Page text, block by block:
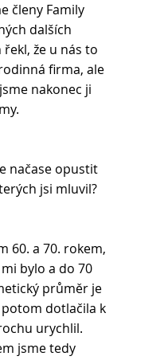
členy Family
dalších
že u nás to
firma, ale
nakonec ji
načase opustit
jsi mluvil?
60. a 70. rokem,
bylo a do 70
průměr je
dotlačila k
urychlil.
jsme tedy